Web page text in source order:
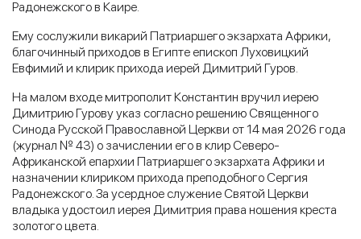
Радонежского в Каире.
Ему сослужили викарий Патриаршего экзархата Африки,
благочинный приходов в Египте епископ Луховицкий
Евфимий и клирик прихода иерей Димитрий Гуров.
На малом входе митрополит Константин вручил иерею
Димитрию Гурову указ согласно решению Священного
Синода Русской Православной Церкви от 14 мая 2026 года
(журнал № 43) о зачислении его в клир Северо-
Африканской епархии Патриаршего экзархата Африки и
назначении клириком прихода преподобного Сергия
Радонежского. За усердное служение Святой Церкви
владыка удостоил иерея Димитрия права ношения креста
золотого цвета.